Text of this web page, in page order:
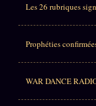
Les 26 rubriques
Prophéties
WAR DANCE